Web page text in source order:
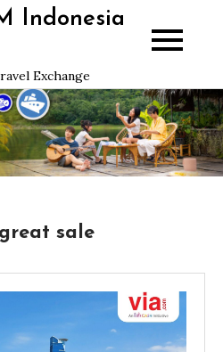
Indonesia
Exchange
great sale